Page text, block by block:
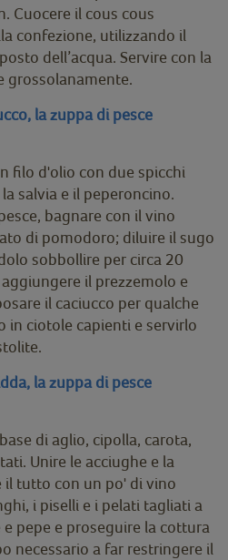
Cuocere il cous cous
confezione, utilizzando il
dell’acqua. Servire con la
grossolanamente.
la zuppa di pesce
filo d'olio con due spicchi
salvia e il peperoncino.
bagnare con il vino
di pomodoro; diluire il sugo
sobbollire per circa 20
il prezzemolo e
il caciucco per qualche
in ciotole capienti e servirlo
la zuppa di pesce
di aglio, cipolla, carota,
Unire le acciughe e la
il tutto con un po' di vino
i piselli e i pelati tagliati a
pepe e proseguire la cottura
necessario a far restringere il